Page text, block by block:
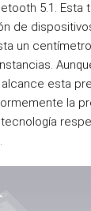
5.1. Esta
de
un
esta
la